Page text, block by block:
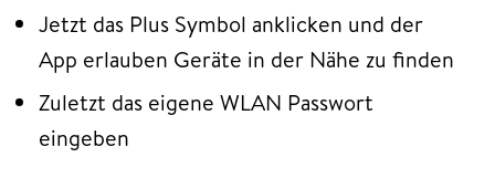
Jetzt das Plus Symbol anklicken und der
App erlauben Geräte in der Nähe zu finden
Zuletzt das eigene WLAN Passwort
eingeben